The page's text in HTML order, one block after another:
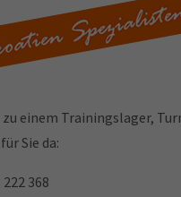
zu einem Trainingslager,
Sie da:
368